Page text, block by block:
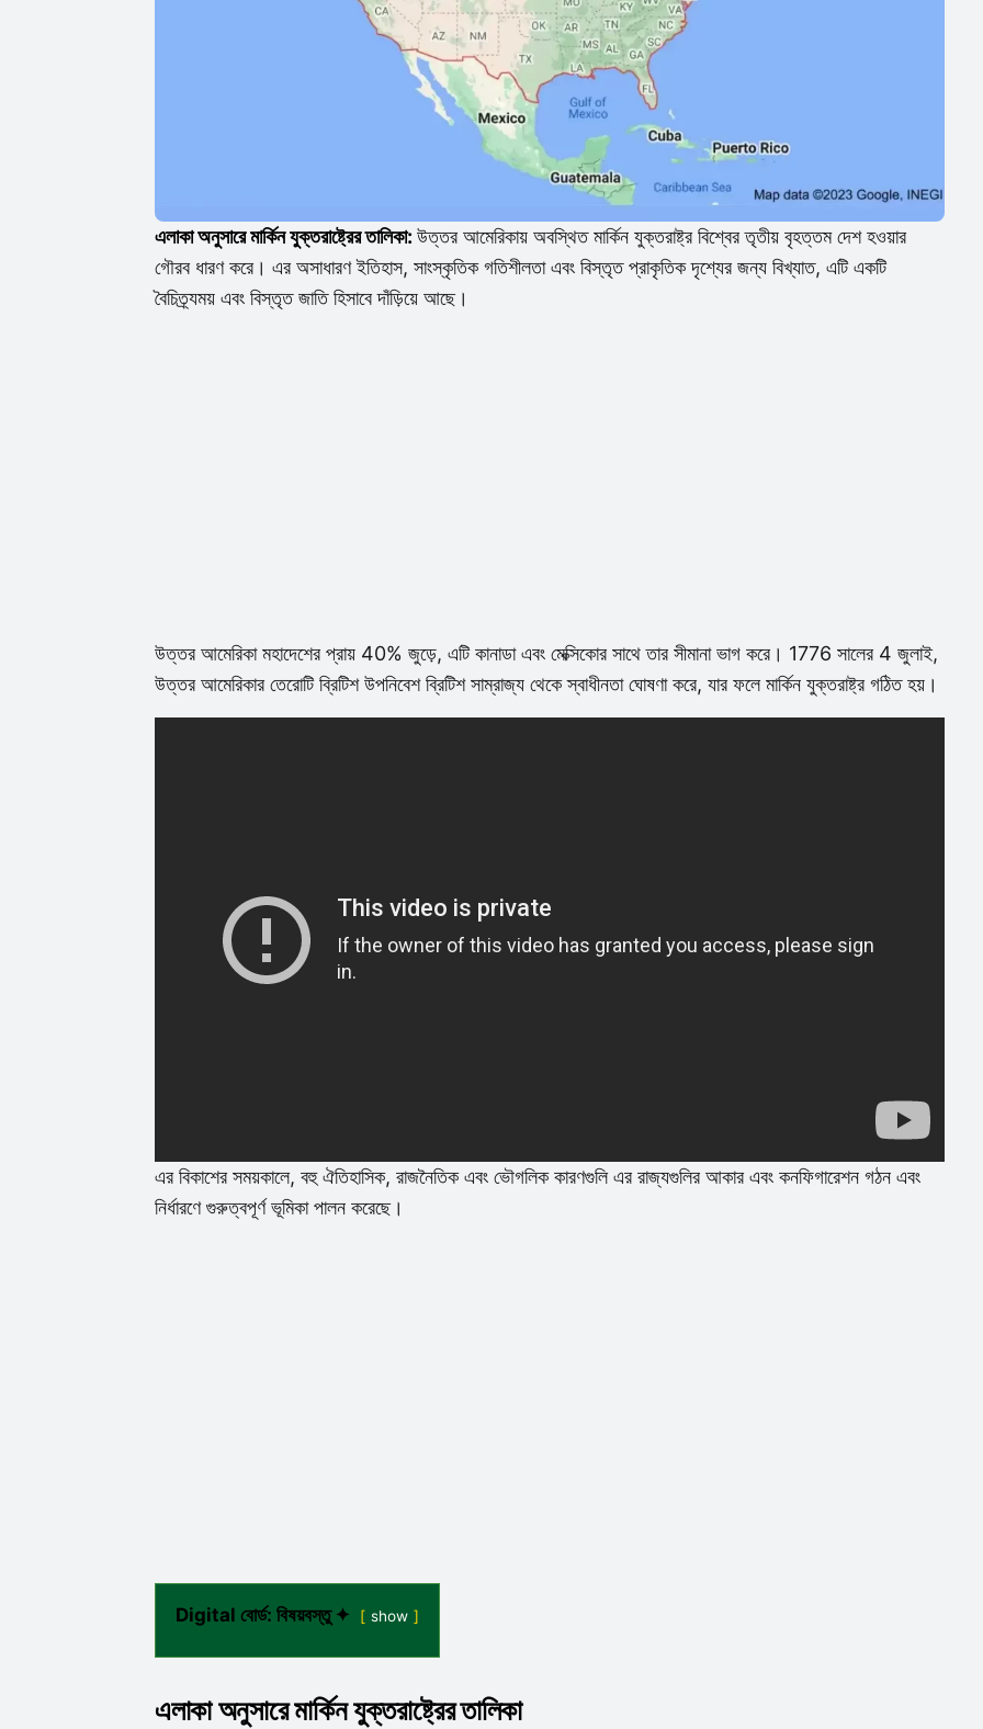
এলাকা অনুসারে মার্কিন যুক্তরাষ্ট্রের তালিকা: উত্তর আমেরিকায় অবস্থিত মার্কিন যুক্তরাষ্ট্র বিশ্বের তৃতীয় বৃহত্তম দেশ হওয়ার
গৌরব ধারণ করে। এর অসাধারণ ইতিহাস, সাংস্কৃতিক গতিশীলতা এবং বিস্তৃত প্রাকৃতিক দৃশ্যের জন্য বিখ্যাত, এটি একটি
বৈচিত্র্যময় এবং বিস্তৃত জাতি হিসাবে দাঁড়িয়ে আছে।
উত্তর আমেরিকা মহাদেশের প্রায় 40% জুড়ে, এটি কানাডা এবং মেক্সিকোর সাথে তার সীমানা ভাগ করে। 1776 সালের 4 জুলাই,
উত্তর আমেরিকার তেরোটি ব্রিটিশ উপনিবেশ ব্রিটিশ সাম্রাজ্য থেকে স্বাধীনতা ঘোষণা করে, যার ফলে মার্কিন যুক্তরাষ্ট্র গঠিত হয়।
এর বিকাশের সময়কালে, বহু ঐতিহাসিক, রাজনৈতিক এবং ভৌগলিক কারণগুলি এর রাজ্যগুলির আকার এবং কনফিগারেশন গঠন এবং
নির্ধারণে গুরুত্বপূর্ণ ভূমিকা পালন করেছে।
Digital বোর্ড: বিষয়বস্তু ✦ show
এলাকা অনুসারে মার্কিন যুক্তরাষ্ট্রের তালিকা